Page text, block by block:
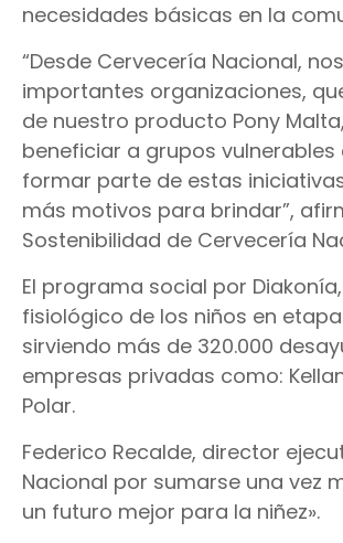
necesidades básicas en la
“Desde Cervecería Nacional,
importantes organizaciones,
de nuestro producto Pony
beneficiar a grupos
formar parte de estas
más motivos para brindar”,
Sostenibilidad de Cervecería
El programa social por
fisiológico de los niños en
sirviendo más de 320.000
empresas privadas como:
Polar.
Federico Recalde, director
Nacional por sumarse una vez
un futuro mejor para la niñez».